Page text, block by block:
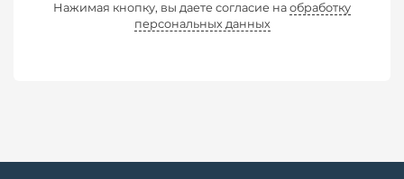
Нажимая кнопку, вы даете согласие на обработку
персональных данных